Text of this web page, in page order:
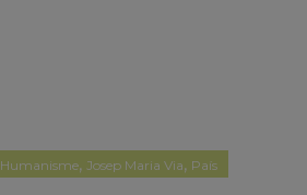
Humanisme, Josep Maria Via, País